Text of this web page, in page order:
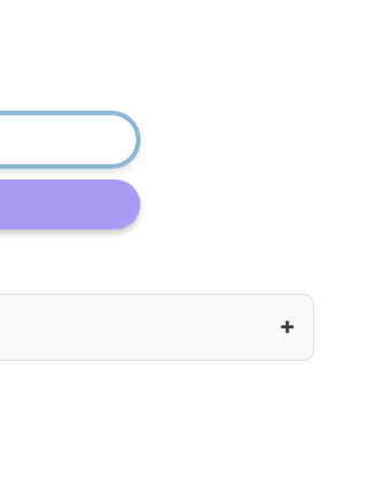
+